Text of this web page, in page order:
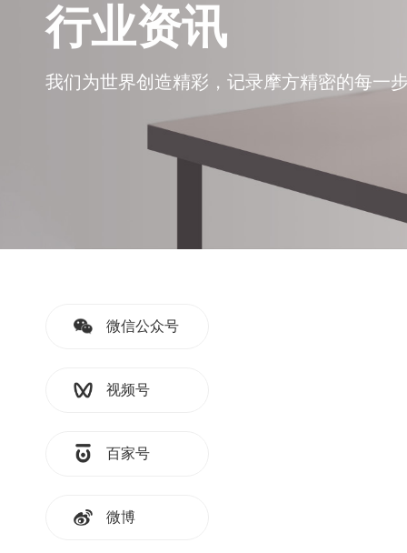
行业资讯
我们为世界创造精彩，记录摩方精密的每一
微信公众号
视频号
百家号
微博